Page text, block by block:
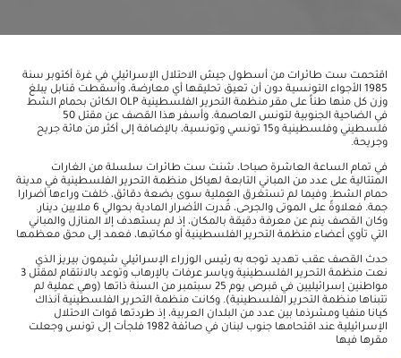
اقتحمت ست طائرات من أسطول جيش الاحتلال الإسرائيلي في غرة أكتوبر سنة
1985 الأجواء التونسية دون أن تعيق تحليقها أي معارضة، وأسقطت قنابل يبلغ
وزن كل منها طناً على مقر منظمة التحرير الفلسطينية OLP الكائن بحمام الشط
في الضاحية الجنوبية لتونس العاصمة. وأسفر هذا القصف عن مقتل 50
فلسطيني وفلسطينية و15 تونسي وتونسية، بالإضافة إلى أكثر من مائة جريح
وجريحة.
في تمام الساعة العاشرة صباحا، شنت ست طائرات سلسلة من الغارات
المتتالية على عدد من المباني التابعة لهياكل منظمة التحرير الفلسطينية في مدينة
حمام الشط. وفيما لم تستغرق العملية سوى بضعة دقائق، خلفت وراءها أضرارا
جمة. فعلاوةً على الموتى والجرحى، قُدرت الأضرار المادية بحوالي 6 ملايين دينار.
وكان القصف ينم عن معرفة دقيقة بالمكان، إذ لم يستهدف إلا المنازل والمباني
التي تأوي أعضاء منظمة التحرير الفلسطينية أو مكاتبها، فعمد إلى محق معظمها
حدث القصف عقب تهديد توجه به رئيس الوزراء الإسرائيلي شيمون بيريز الذي
نعت منظمة التحرير الفلسطينية وياسر عرفات بالإرهاب وتوعد بالانتقام لمقتل 3
مواطنين إسرائيليين في قبرص يوم 25 سبتمبر من السنة ذاتها (وهي عملية لم
تتبناها منظمة التحرير الفلسطينية). وكانت منظمة التحرير الفلسطينية آنذاك
كيانا منفيا ومشرذما بين عدد من البلدان العربية، إذ طردتها قوات الاحتلال
الإسرائيلية عند اقتحامها جنوب لبنان في صائفة 1982 فلجأت إلى تونس وجعلت
مقرها فيها